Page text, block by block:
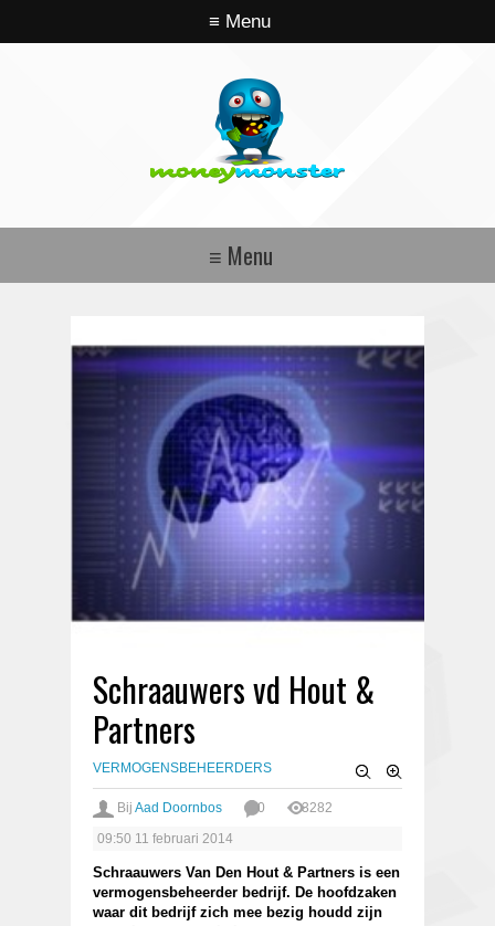
Schraauwers vd Hout &
Partners
VERMOGENSBEHEERDERS
Bij Aad Doornbos 0
3282
09:50 11 februari 2014
Schraauwers Van Den Hout & Partners is een
vermogensbeheerder bedrijf. De hoofdzaken
waar dit bedrijf zich mee bezig houdd zijn